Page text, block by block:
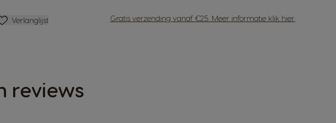
Gratis verzending vanaf €25. Meer informatie klik hier
Verlanglijstje
Verlanglijst
reviews